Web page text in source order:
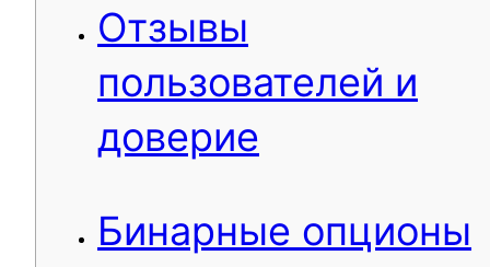
Отзывы
пользователей и
доверие
Бинарные опционы